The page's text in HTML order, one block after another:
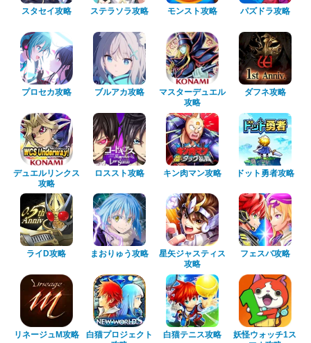
スタセイ攻略 ステラソラ攻略 モンスト攻略 パズドラ攻略
プロセカ攻略 ブルアカ攻略
マスターデュエル
攻略
ダフネ攻略
デュエルリンクス
攻略
ロススト攻略 キン肉マン攻略 ドット勇者攻略
ライD攻略 まおりゅう攻略
星矢ジャスティス
攻略
フェスバ攻略
リネージュM攻略
白猫プロジェクト
白猫テニス攻略
妖怪ウォッチ1ス